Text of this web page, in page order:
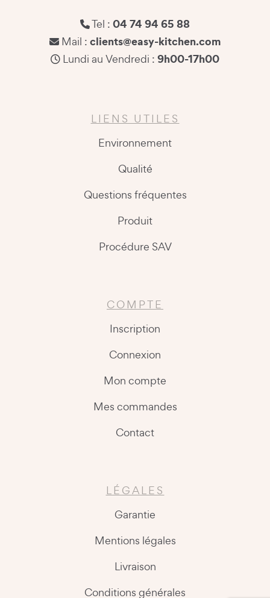
Tel : 04 74 94 65 88
Mail : clients@easy-kitchen.com
Lundi au Vendredi : 9h00-17h00
LIENS UTILES
Environnement
Qualité
Questions fréquentes
Produit
Procédure SAV
COMPTE
Inscription
Connexion
Mon compte
Mes commandes
Contact
LÉGALES
Garantie
Mentions légales
Livraison
Conditions générales